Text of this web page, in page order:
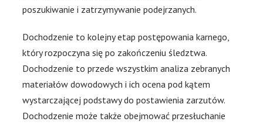
poszukiwanie i zatrzymywanie podejrzanych.
Dochodzenie to kolejny etap postępowania karnego,
który rozpoczyna się po zakończeniu śledztwa.
Dochodzenie to przede wszystkim analiza zebranych
materiałów dowodowych i ich ocena pod kątem
wystarczającej podstawy do postawienia zarzutów.
Dochodzenie może także obejmować przesłuchanie